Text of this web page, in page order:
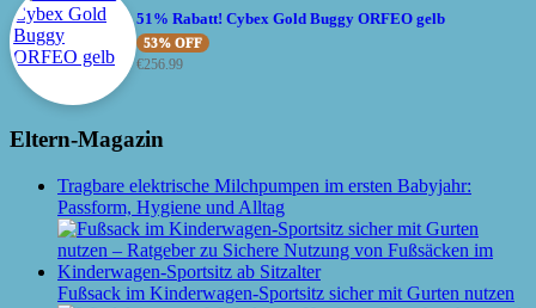
51% Rabatt! Cybex Gold Buggy ORFEO gelb
53% OFF
€256.99
Eltern-Magazin
Tragbare elektrische Milchpumpen im ersten Babyjahr:
Passform, Hygiene und Alltag
Fußsack im Kinderwagen-Sportsitz sicher mit Gurten nutzen